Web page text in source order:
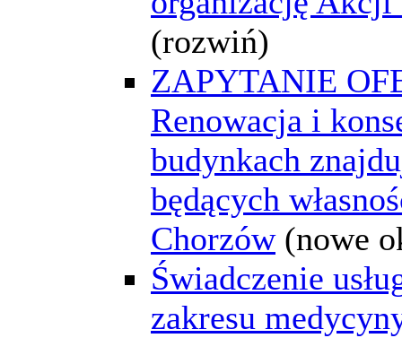
(rozwiń)
ZAPYTANIE
Renowacja i
budynkach
będących
Chorzów (nowe
Świadczenie
zakresu